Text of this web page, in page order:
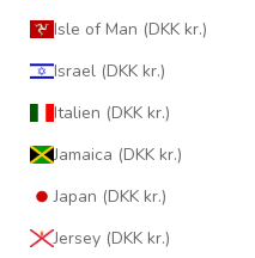
Isle of Man (DKK kr.)
Israel (DKK kr.)
Italien (DKK kr.)
Jamaica (DKK kr.)
Japan (DKK kr.)
Jersey (DKK kr.)